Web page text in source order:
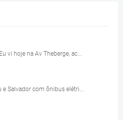
vi hoje na Av Theberge, ac...
Salvador com ônibus elétri...